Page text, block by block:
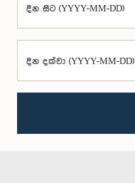
දින සිට (YYYY-MM-DD)
දින දක්වා (YYYY-MM-DD)